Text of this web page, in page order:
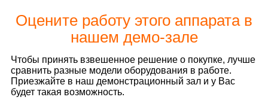
Оцените работу этого аппарата в
нашем демо-зале
Чтобы принять взвешенное решение о покупке, лучше
сравнить разные модели оборудования в работе.
Приезжайте в наш демонстрационный зал и у Вас
будет такая возможность.